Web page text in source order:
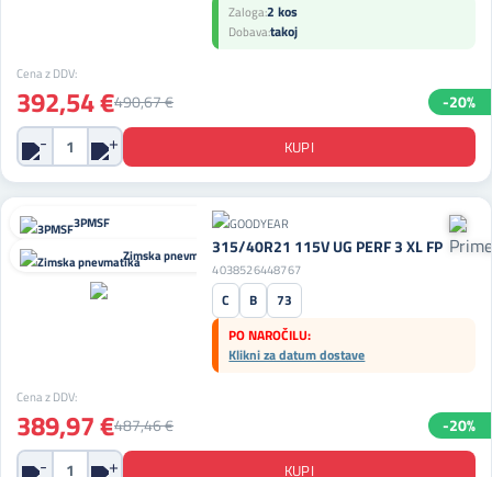
Zaloga:2 kos
Dobava:takoj
Cena z DDV:
392,54 €490,67 € -20%
3PMSF
Zimska pnevmatika315/40R21 115V UG PERF 3 XL FP
4038526448767
C B
73
PO NAROČILU:
Klikni za datum dostave
Cena z DDV:
389,97 €487,46 € -20%